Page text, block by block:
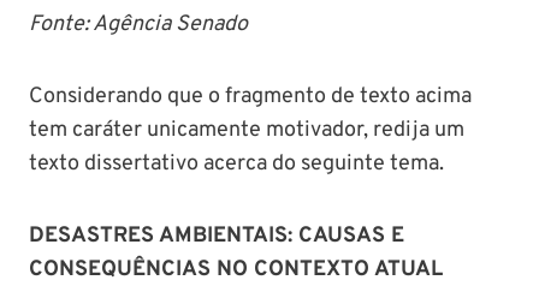
Fonte: Agência Senado
Considerando que o fragmento de texto acima
tem caráter unicamente motivador, redija um
texto dissertativo acerca do seguinte tema.
DESASTRES AMBIENTAIS: CAUSAS E
CONSEQUÊNCIAS NO CONTEXTO ATUAL